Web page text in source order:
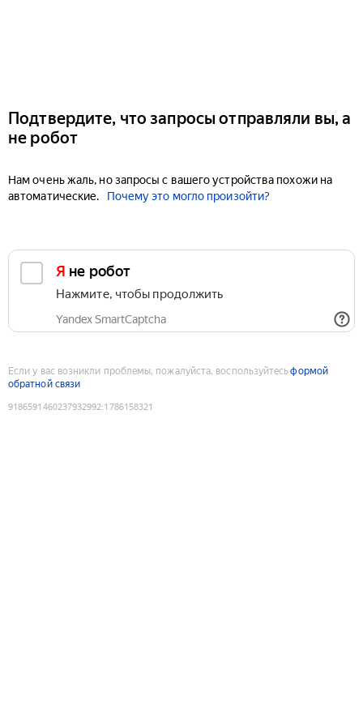
Подтвердите, что запросы отправляли вы, а
не робот
Нам очень жаль, но запросы с вашего устройства похожи на
автоматические.
Почему это могло произойти?
Я не робот
Нажмите, чтобы продолжить
Yandex SmartCaptcha
Если у вас возникли проблемы, пожалуйста, воспользуйтесьформой
обратной связи
9186591460237932992:1786158321